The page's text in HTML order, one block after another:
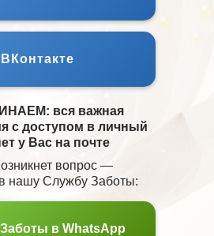
в WhatsApp
ВКонтакте
вся важная
с доступом в личный
у Вас на почте
вопрос —
нашу Службу Заботы: